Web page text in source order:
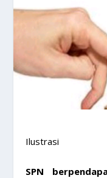
Ilustrasi
SPN